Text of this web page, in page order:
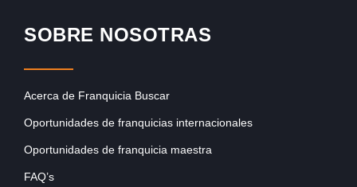
SOBRE NOSOTRAS
Acerca de Franquicia Buscar
Oportunidades de franquicias internacionales
Oportunidades de franquicia maestra
FAQ’s